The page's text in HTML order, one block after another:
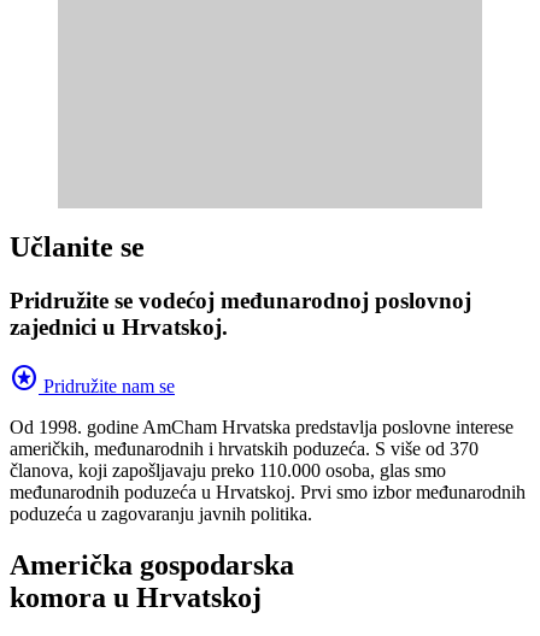
Učlanite se
Pridružite se vodećoj međunarodnoj poslovnoj
zajednici u Hrvatskoj.
stars Pridružite nam se
Od 1998. godine AmCham Hrvatska predstavlja poslovne interese
američkih, međunarodnih i hrvatskih poduzeća. S više od 370
članova, koji zapošljavaju preko 110.000 osoba, glas smo
međunarodnih poduzeća u Hrvatskoj. Prvi smo izbor međunarodnih
poduzeća u zagovaranju javnih politika.
Američka gospodarska
komora u Hrvatskoj